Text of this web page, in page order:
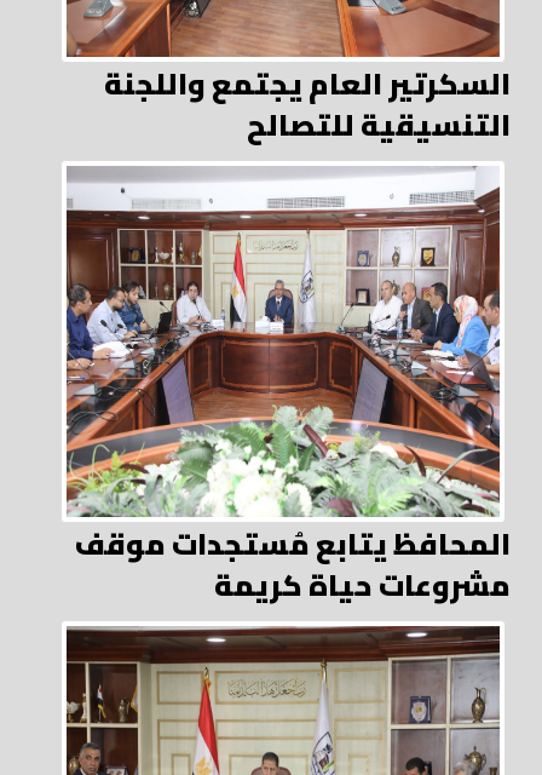
السكرتير العام يجتمع واللجنة
التنسيقية للتصالح
المحافظ يتابع مُستجدات موقف
مشروعات حياة كريمة